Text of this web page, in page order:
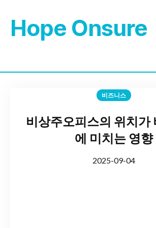
Hope Onsure
비즈니스
비상주오피스의 위치가
에 미치는 영향
2025-09-04